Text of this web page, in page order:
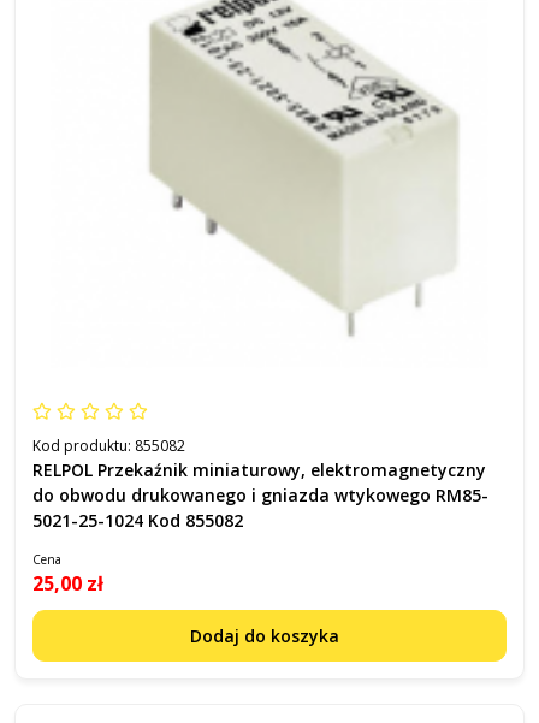
Kod produktu: 855082
RELPOL Przekaźnik miniaturowy, elektromagnetyczny
do obwodu drukowanego i gniazda wtykowego RM85-
5021-25-1024 Kod 855082
Cena
25,00 zł
Dodaj do koszyka